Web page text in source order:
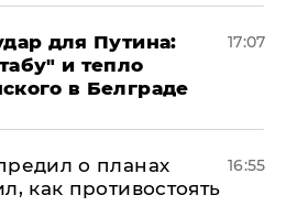
для Путина:
и тепло
в Белграде
17:07
о планах
как противостоять
16:55